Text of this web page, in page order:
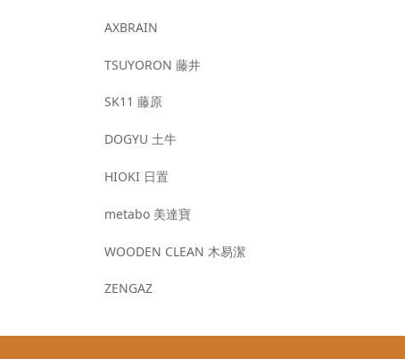
AXBRAIN
TSUYORON 藤井
SK11 藤原
DOGYU 土牛
HIOKI 日置
metabo 美達寶
WOODEN CLEAN 木易潔
ZENGAZ